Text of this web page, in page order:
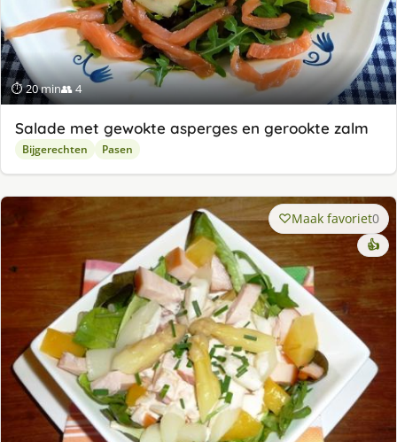
⏱ 20 min👥 4
Salade met gewokte asperges en gerookte zalm
Bijgerechten Pasen
Maak favoriet0
👍